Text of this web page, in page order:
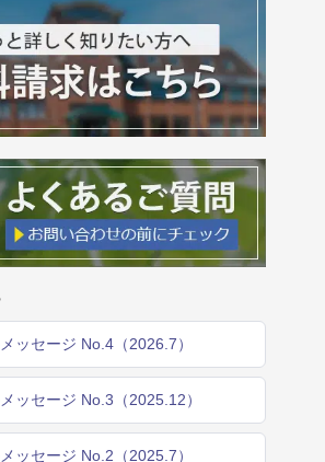
ッセージ No.4（2026.7）
ッセージ No.3（2025.12）
ッセージ No.2（2025.7）